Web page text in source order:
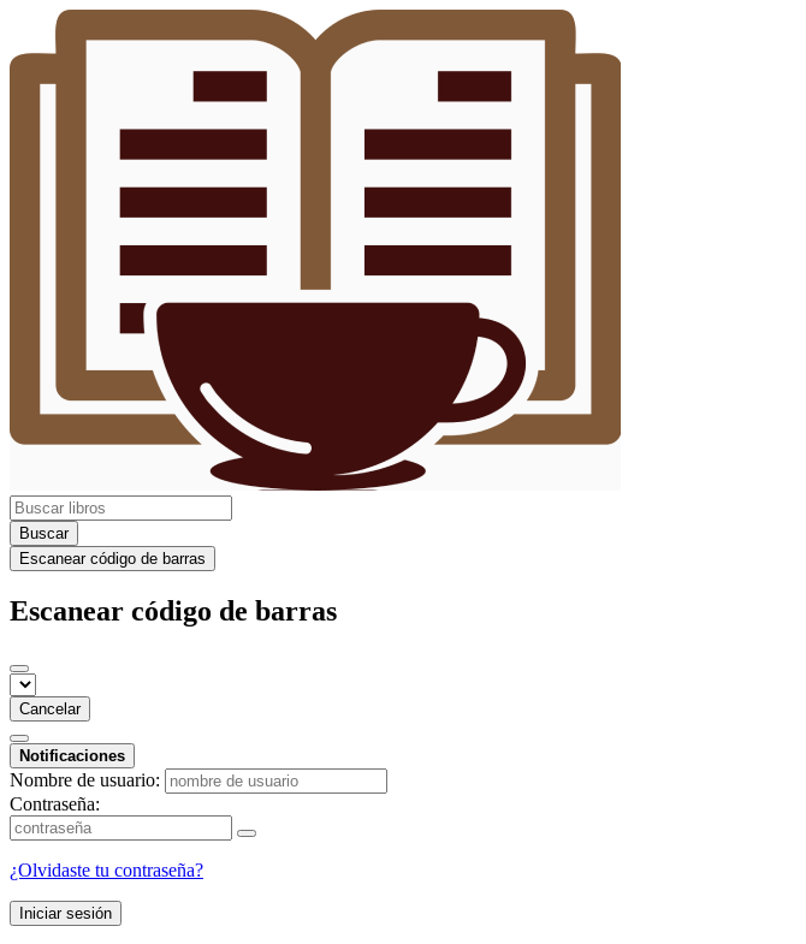
Buscar
Escanear código de barras
Escanear código de barras
Cancelar
Notificaciones
Nombre de usuario:
Contraseña:
¿Olvidaste tu contraseña?
Iniciar sesión